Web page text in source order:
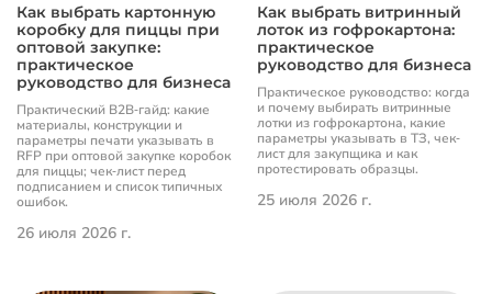
Как выбрать картонную
коробку для пиццы при
оптовой закупке:
практическое
руководство для бизнеса
Практический B2B‐гайд: какие
материалы, конструкции и
параметры печати указывать в
RFP при оптовой закупке коробок
для пиццы; чек‐лист перед
подписанием и список типичных
ошибок.
26 июля 2026 г.
Как выбрать витринный
лоток из гофрокартона:
практическое
руководство для бизнеса
Практическое руководство: когда
и почему выбирать витринные
лотки из гофрокартона, какие
параметры указывать в ТЗ, чек‐
лист для закупщика и как
протестировать образцы.
25 июля 2026 г.